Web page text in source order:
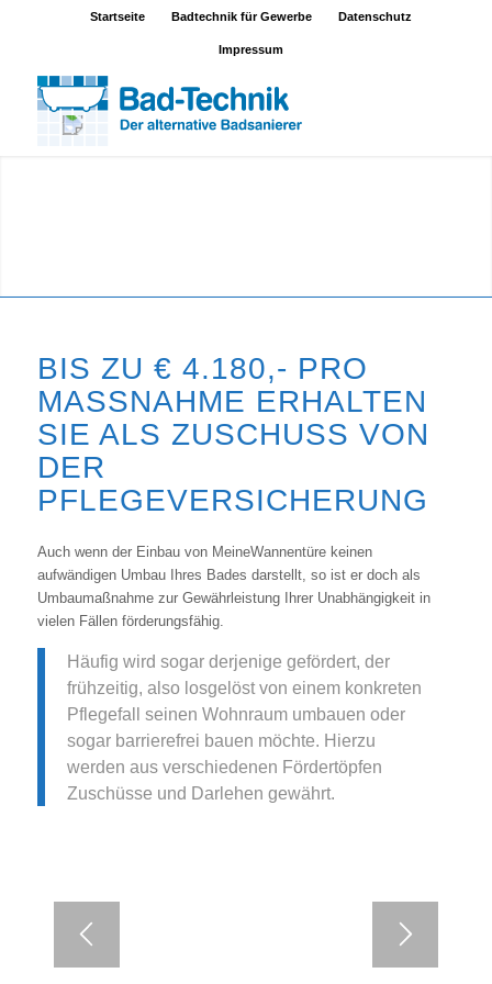
Startseite Badtechnik für Gewerbe Datenschutz
Impressum
BIS ZU € 4.180,- PRO
MASSNAHME ERHALTEN S
IE ALS ZUSCHUSS VON D
ER P
FLEGEVERSICHERUNG
Auch wenn der Einbau von MeineWannentüre keinen
aufwändigen Umbau Ihres Bades darstellt, so ist er doch als
Umbaumaßnahme zur Gewährleistung Ihrer Unabhängigkeit in
vielen Fällen förderungsfähig.
Häufig wird sogar derjenige gefördert, der
frühzeitig, also losgelöst von einem konkreten
Pflegefall seinen Wohnraum umbauen oder
sogar barrierefrei bauen möchte. Hierzu
werden aus verschiedenen Fördertöpfen
Zuschüsse und Darlehen gewährt.